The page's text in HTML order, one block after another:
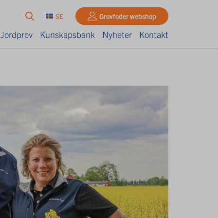
SE Grovfoder webshop
Kunskapsbank Nyheter Kontakt